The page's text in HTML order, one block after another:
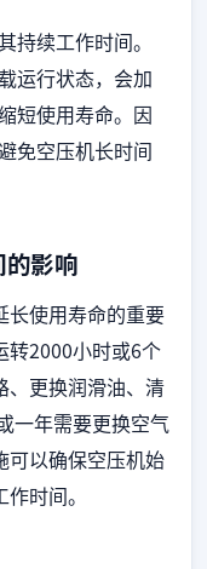
持续工作时间。
运行状态，会加
短使用寿命。因
免空压机长时间
影响
长使用寿命的重要
转2000小时或6个
、更换润滑油、清
一年需要更换空气
可以确保空压机始
时间。